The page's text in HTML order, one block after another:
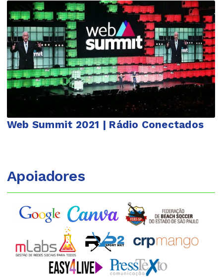
Web Summit 2021 | Rádio Conectados
Apoiadores